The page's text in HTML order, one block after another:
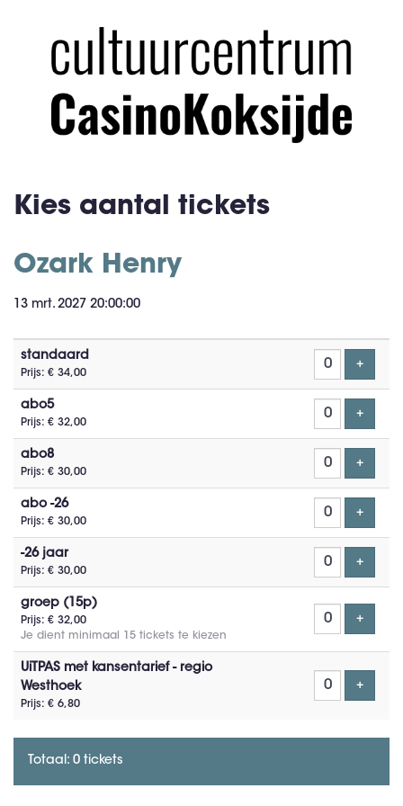
Kies aantal tickets
Ozark Henry
13 mrt. 2027 20:00:00
Aantal
standaard
Prijs: € 34,00
+Voeg
abo5
Prijs: € 32,00
+Voeg
abo8
Prijs: € 30,00
+Voeg
abo -26
Prijs: € 30,00
+Voeg
-26 jaar
Prijs: € 30,00
+Voeg
groep (15p)
Prijs: € 32,00
Je dient minimaal 15 tickets te kiezen
+Voeg
UiTPAS met kansentarief - regio
Westhoek
Prijs: € 6,80
+Voeg
Totaal: 0 tickets